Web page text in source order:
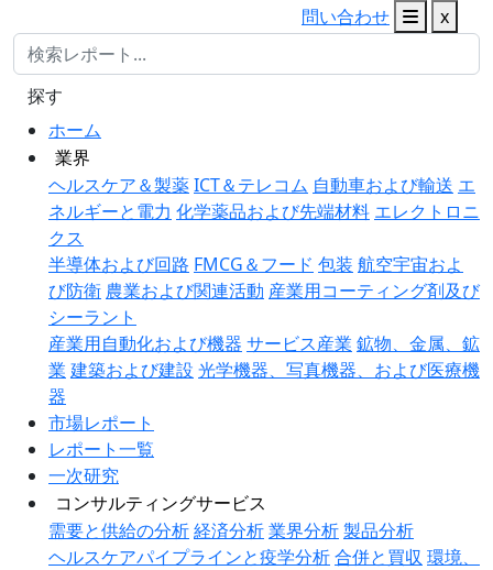
問い合わせ
x
ホーム
業界
ヘルスケア＆製薬ICT＆テレコム 自動車および輸送 エ
ネルギーと電力 化学薬品および先端材料 エレクトロニ
クス
半導体および回路 FMCG＆フード 包装 航空宇宙およ
び防衛 農業および関連活動 産業用コーティング剤及び
シーラント
産業用自動化および機器 サービス産業 鉱物、金属、鉱
業 建築および建設 光学機器、写真機器、および医療機
器
市場レポート
レポート一覧
一次研究
コンサルティングサービス
需要と供給の分析経済分析業界分析製品分析
ヘルスケアパイプラインと疫学分析合併と買収 環境、
探す